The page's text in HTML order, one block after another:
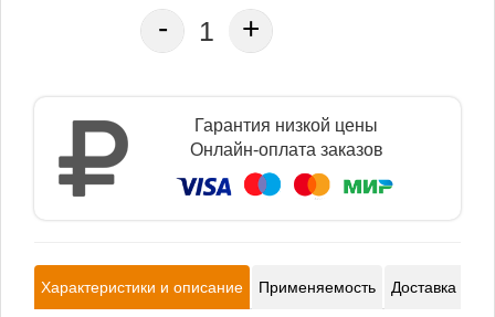
- +
Гарантия низкой цены
Онлайн-оплата заказов
Характеристики и описание Применяемость Доставка и